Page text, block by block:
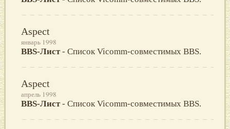
Aspect
январь 1998
BBS-Лист- Список Vicomm-совместимых BBS.
Aspect
апрель 1998
BBS-Лист- Список Vicomm-совместимых BBS.